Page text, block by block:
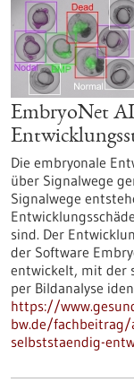
EmbryoNet
Die embryonale
über Signalwege
Signalwege
sind. Der
der Software
entwickelt, mit der
per Bildanalyse
https://
bw.de/
selbststaendig-